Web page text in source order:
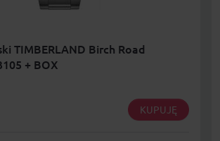
TIMBERLAND Birch Road
+ BOX
KUPUJĘ